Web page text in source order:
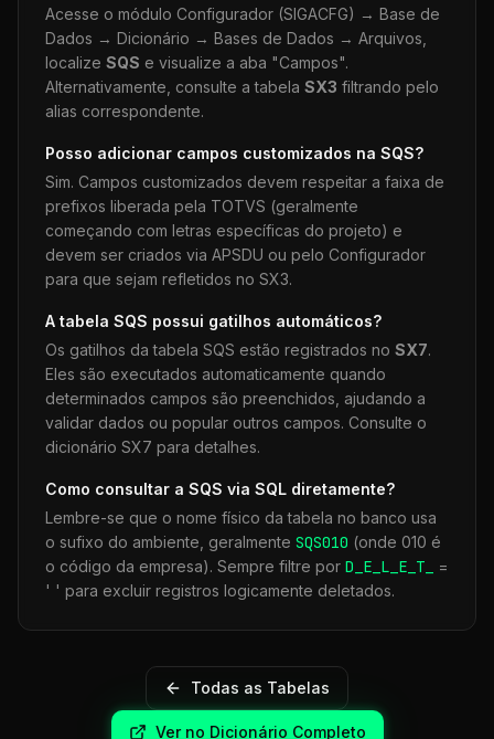
Acesse o módulo Configurador (SIGACFG) → Base de
Dados → Dicionário → Bases de Dados → Arquivos,
localize SQS e visualize a aba "Campos".
Alternativamente, consulte a tabela SX3 filtrando pelo
alias correspondente.
Posso adicionar campos customizados na SQS?
Sim. Campos customizados devem respeitar a faixa de
prefixos liberada pela TOTVS (geralmente
começando com letras específicas do projeto) e
devem ser criados via APSDU ou pelo Configurador
para que sejam refletidos no SX3.
A tabela SQS possui gatilhos automáticos?
Os gatilhos da tabela SQS estão registrados no SX7.
Eles são executados automaticamente quando
determinados campos são preenchidos, ajudando a
validar dados ou popular outros campos. Consulte o
dicionário SX7 para detalhes.
Como consultar a SQS via SQL diretamente?
Lembre-se que o nome físico da tabela no banco usa
o sufixo do ambiente, geralmente SQS010 (onde 010 é
o código da empresa). Sempre filtre por D_E_L_E_T_
=
' ' para excluir registros logicamente deletados.
Todas as Tabelas
Ver no Dicionário Completo